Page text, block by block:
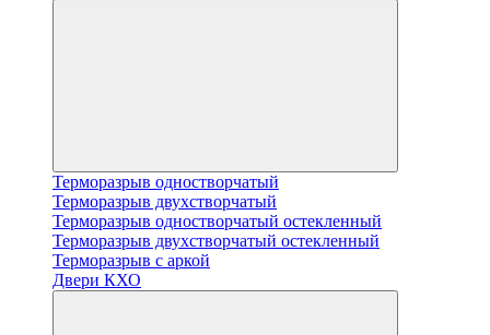
Терморазрыв одностворчатый
Терморазрыв двухстворчатый
Терморазрыв одностворчатый остекленный
Терморазрыв двухстворчатый остекленный
Терморазрыв с аркой
Двери КХО